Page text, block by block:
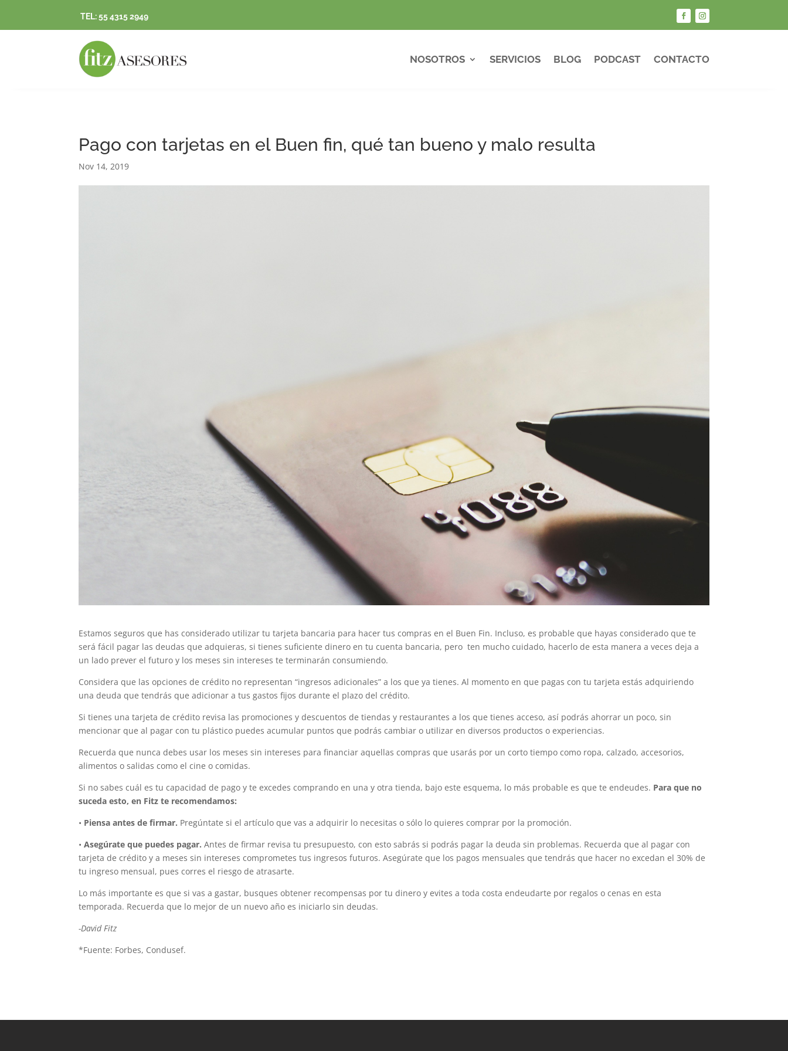
TEL: 55 4315 2949
NOSOTROS SERVICIOS BLOG PODCAST CONTACTO
Pago con tarjetas en el Buen fin, qué tan bueno y malo resulta
Nov 14, 2019
Estamos seguros que has considerado utilizar tu tarjeta bancaria para hacer tus compras en el Buen Fin. Incluso, es probable que hayas considerado que te
será fácil pagar las deudas que adquieras, si tienes suficiente dinero en tu cuenta bancaria, pero ten mucho cuidado, hacerlo de esta manera a veces deja a
un lado prever el futuro y los meses sin intereses te terminarán consumiendo.
Considera que las opciones de crédito no representan “ingresos adicionales” a los que ya tienes. Al momento en que pagas con tu tarjeta estás adquiriendo
una deuda que tendrás que adicionar a tus gastos fijos durante el plazo del crédito.
Si tienes una tarjeta de crédito revisa las promociones y descuentos de tiendas y restaurantes a los que tienes acceso, así podrás ahorrar un poco, sin
mencionar que al pagar con tu plástico puedes acumular puntos que podrás cambiar o utilizar en diversos productos o experiencias.
Recuerda que nunca debes usar los meses sin intereses para financiar aquellas compras que usarás por un corto tiempo como ropa, calzado, accesorios,
alimentos o salidas como el cine o comidas.
Si no sabes cuál es tu capacidad de pago y te excedes comprando en una y otra tienda, bajo este esquema, lo más probable es que te endeudes. Para que no
suceda esto, en Fitz te recomendamos:
• Piensa antes de firmar. Pregúntate si el artículo que vas a adquirir lo necesitas o sólo lo quieres comprar por la promoción.
•Asegúrate que puedes pagar. Antes de firmar revisa tu presupuesto, con esto sabrás si podrás pagar la deuda sin problemas. Recuerda que al pagar con
tarjeta de crédito y a meses sin intereses comprometes tus ingresos futuros. Asegúrate que los pagos mensuales que tendrás que hacer no excedan el 30% de
tu ingreso mensual, pues corres el riesgo de atrasarte.
Lo más importante es que si vas a gastar, busques obtener recompensas por tu dinero y evites a toda costa endeudarte por regalos o cenas en esta
temporada. Recuerda que lo mejor de un nuevo año es iniciarlo sin deudas.
-David Fitz
*Fuente: Forbes, Condusef.